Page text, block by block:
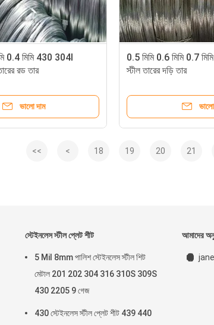
0.4 মিমি 430 304l
রড তার
ভালো দাম
0.5 মিমি 0.6 মিমি 0.7
স্টীল তারের দড়ি তার
<< < 18 19 20 21
স্টেইনলেস স্টীল প্লেট শীট
5 Mil 8mm পালিশ স্টেইনলেস স্টীল শিট
মেটাল 201 202 304 316 310S 309S
430 2205 9 গেজ
430 স্টেইনলেস স্টীল প্লেট শীট 439 440
আমাদের